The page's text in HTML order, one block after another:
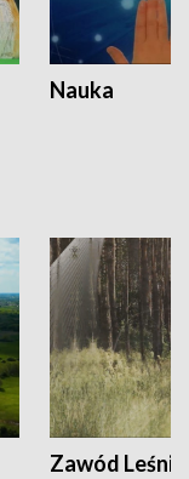
Nauka
Zawód Leśnik